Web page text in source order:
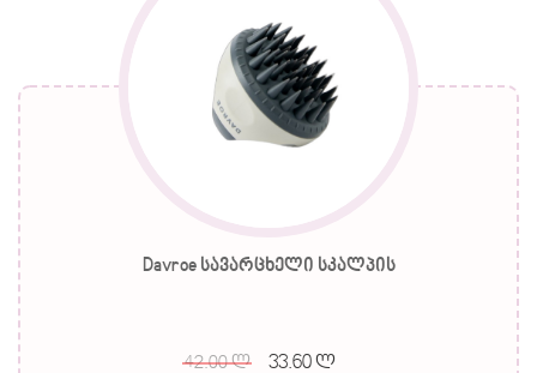
Davroe სავარცხელი სკალპის
42.00 ლ 33.60 ლ